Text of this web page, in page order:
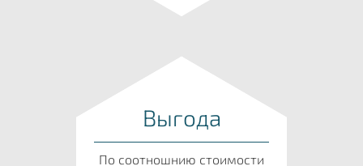
Выгода
По соотношнию стоимости